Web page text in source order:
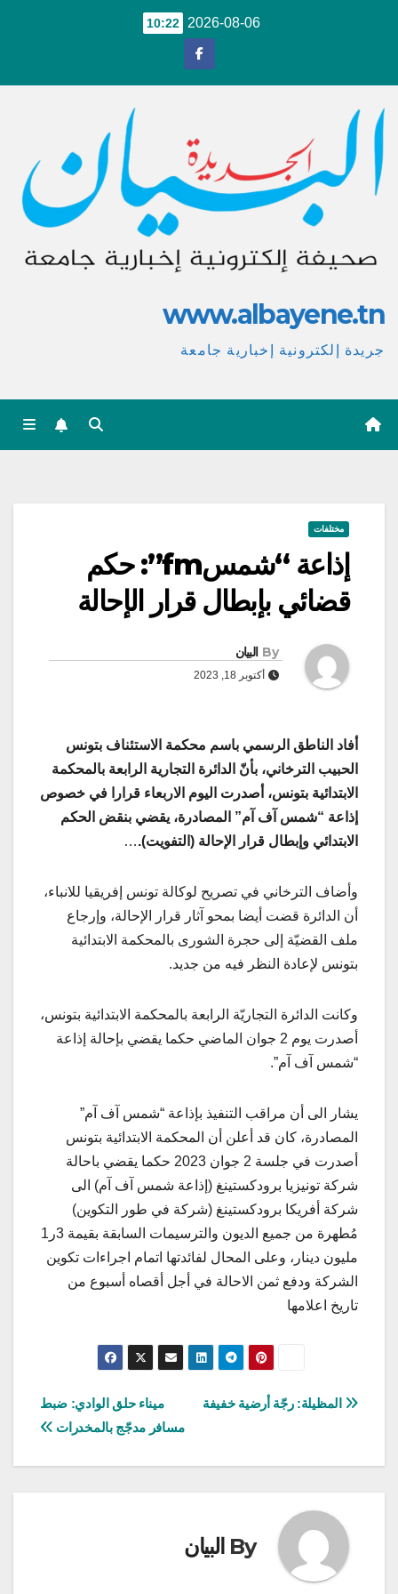
2026-08-06
10:22
www.albayene.tn
جريدة إلكترونية إخبارية جامعة
مختلفات
إذاعة “شمسfm”: حكم
قضائي بإبطال قرار الإحالة
By البيان
أكتوبر 18, 2023
أفاد الناطق الرسمي باسم محكمة الاستئناف بتونس
الحبيب الترخاني، بأنّ الدائرة التجارية الرابعة بالمحكمة
الابتدائية بتونس، أصدرت اليوم الاربعاء قرارا في خصوص
إذاعة “شمس آف آم” المصادرة، يقضي بنقض الحكم
الابتدائي وإبطال قرار الإحالة (التفويت).…
وأضاف الترخاني في تصريح لوكالة تونس إفريقيا للانباء،
أن الدائرة قضت أيضا بمحو آثار قرار الإحالة، وإرجاع
ملف القضيّة إلى حجرة الشورى بالمحكمة الابتدائية
بتونس لإعادة النظر فيه من جديد.
وكانت الدائرة التجاريّة الرابعة بالمحكمة الابتدائية بتونس،
أصدرت يوم 2 جوان الماضي حكما يقضي بإحالة إذاعة
“شمس آف آم”.
يشار الى أن مراقب التنفيذ بإذاعة “شمس آف آم”
المصادرة، كان قد أعلن أن المحكمة الابتدائية بتونس
أصدرت في جلسة 2 جوان 2023 حكما يقضي باحالة
شركة تونيزيا برودكستينغ (إذاعة شمس آف آم) الى
شركة أفريكا برودكستينغ (شركة في طور التكوين)
مُطهرة من جميع الديون والترسيمات السابقة بقيمة 3ر1
مليون دينار، وعلى المحال لفائدتها اتمام اجراءات تكوين
الشركة ودفع ثمن الاحالة في أجل أقصاه أسبوع من
تاريخ اعلامها
تصفّح
ميناء حلق الوادي: ضبط
مسافر مدجّج بالمخدرات
المظيلة: رجّة أرضية خفيفة
By البيان